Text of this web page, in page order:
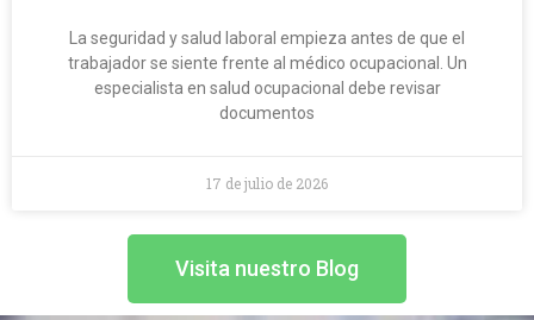
La seguridad y salud laboral empieza antes de que el
trabajador se siente frente al médico ocupacional. Un
especialista en salud ocupacional debe revisar
documentos
17 de julio de 2026
Visita nuestro Blog